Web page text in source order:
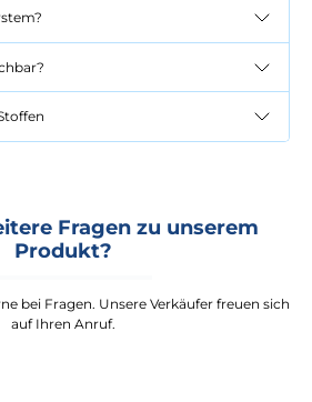
Fragen zu unserem
Produkt?
bei Fragen. Unsere Verkäufer freuen sich
auf Ihren Anruf.